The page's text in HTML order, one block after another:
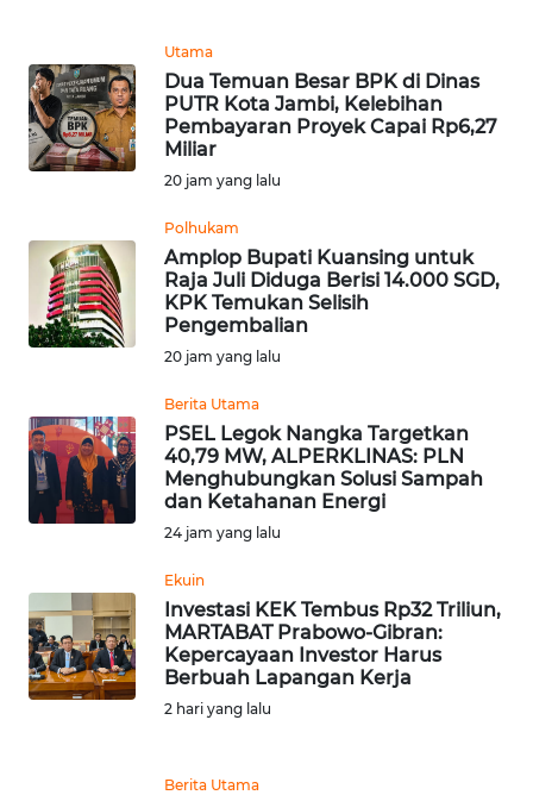
Utama
Dua Temuan Besar BPK di Dinas
PUTR Kota Jambi, Kelebihan
Pembayaran Proyek Capai Rp6,27
Miliar
20 jam yang lalu
Polhukam
Amplop Bupati Kuansing untuk
Raja Juli Diduga Berisi 14.000 SGD,
KPK Temukan Selisih
Pengembalian
20 jam yang lalu
Berita Utama
PSEL Legok Nangka Targetkan
40,79 MW, ALPERKLINAS: PLN
Menghubungkan Solusi Sampah
dan Ketahanan Energi
24 jam yang lalu
Ekuin
Investasi KEK Tembus Rp32 Triliun,
MARTABAT Prabowo-Gibran:
Kepercayaan Investor Harus
Berbuah Lapangan Kerja
2 hari yang lalu
Berita Utama
KARIR
DISCLAIMER
News
Regional
WN
SUMUT
JAKARTA
WN
JABAR
BANTEN
WN
NTT